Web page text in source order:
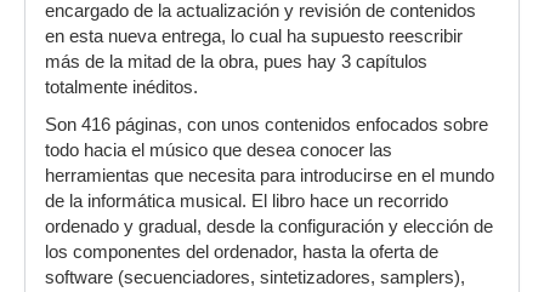
encargado de la actualización y revisión de contenidos
en esta nueva entrega, lo cual ha supuesto reescribir
más de la mitad de la obra, pues hay 3 capítulos
totalmente inéditos.
Son 416 páginas, con unos contenidos enfocados sobre
todo hacia el músico que desea conocer las
herramientas que necesita para introducirse en el mundo
de la informática musical. El libro hace un recorrido
ordenado y gradual, desde la configuración y elección de
los componentes del ordenador, hasta la oferta de
software (secuenciadores, sintetizadores, samplers),